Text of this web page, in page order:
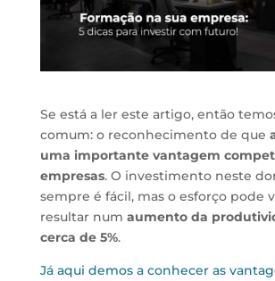
Se está a ler este artigo, então
comum: o reconhecimento de que
uma importante vantagem
empresas. O investimento neste
sempre é fácil, mas o esforço pode
resultar num aumento da
cerca de 5%.
Já aqui demos a conhecer as